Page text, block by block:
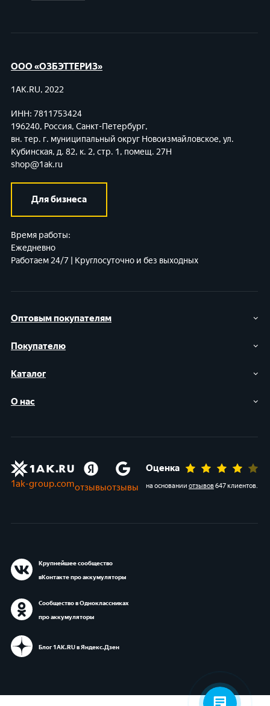
Оптовым покупателям
Покупателю
Каталог
О нас
ООО «ОЗБЭТТЕРИЗ»
1AK.RU, 2022
ИНН: 7811753424
196240, Россия, Санкт-Петербург,
вн. тер. г. муниципальный округ Новоизмайловское, ул.
Кубинская, д. 82, к. 2, стр. 1, помещ. 27Н
shop@1ak.ru
Для бизнеса
Время работы:
Ежедневно
Работаем 24/7 | Круглосуточно и без выходных
1ak-group.comотзывыотзывы
Оценка
на основании отзывов647 клиентов.
Крупнейшее сообщество
вКонтакте про аккумуляторы
Сообщество в Одноклассниках
про аккумуляторы
Блог 1АК.RU в Яндекс.Дзен